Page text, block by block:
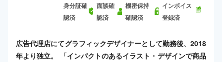
身分証確
認済
面談確
認済
機密保持
確認済
インボイス
登録済
広告代理店にてグラフィックデザイナーとして勤務後、2018
年より独立。 「インパクトのあるイラスト・デザインで商品